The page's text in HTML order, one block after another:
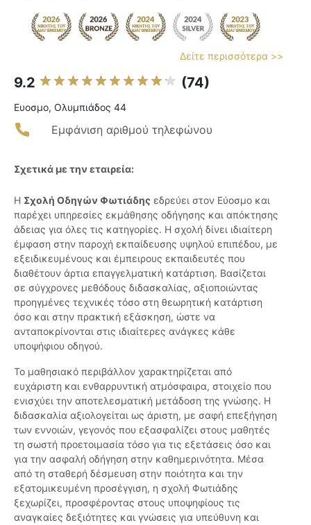
Δείτε περισσότερα >>
9.2 (74)
Ευοσμο, Ολυμπιάδος 44
Εμφάνιση αριθμού τηλεφώνου
Σχετικά με την εταιρεία:
Η Σχολή Οδηγών Φωτιάδης εδρεύει στον Εύοσμο και
παρέχει υπηρεσίες εκμάθησης οδήγησης και απόκτησης
άδειας για όλες τις κατηγορίες. Η σχολή δίνει ιδιαίτερη
έμφαση στην παροχή εκπαίδευσης υψηλού επιπέδου, με
εξειδικευμένους και έμπειρους εκπαιδευτές που
διαθέτουν άρτια επαγγελματική κατάρτιση. Βασίζεται
σε σύγχρονες μεθόδους διδασκαλίας, αξιοποιώντας
προηγμένες τεχνικές τόσο στη θεωρητική κατάρτιση
όσο και στην πρακτική εξάσκηση, ώστε να
ανταποκρίνονται στις ιδιαίτερες ανάγκες κάθε
υποψήφιου οδηγού.
Το μαθησιακό περιβάλλον χαρακτηρίζεται από
ευχάριστη και ενθαρρυντική ατμόσφαιρα, στοιχείο που
ενισχύει την αποτελεσματική μετάδοση της γνώσης. Η
διδασκαλία αξιολογείται ως άριστη, με σαφή επεξήγηση
των εννοιών, γεγονός που εξασφαλίζει στους μαθητές
τη σωστή προετοιμασία τόσο για τις εξετάσεις όσο και
για την ασφαλή οδήγηση στην καθημερινότητα. Μέσα
από τη σταθερή δέσμευση στην ποιότητα και την
εξατομικευμένη προσέγγιση, η σχολή Φωτιάδης
ξεχωρίζει, προσφέροντας στους υποψηφίους τις
αναγκαίες δεξιότητες και γνώσεις για υπεύθυνη και